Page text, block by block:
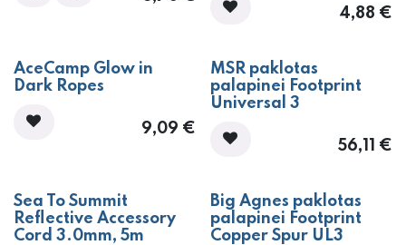
4,88 €
AceCamp Glow in
Dark Ropes
9,09 €
MSR paklotas
palapinei Footprint
Universal 3
56,11 €
Sea To Summit
Reflective Accessory
Cord 3.0mm, 5m
Big Agnes paklotas
palapinei Footprint
Copper Spur UL3